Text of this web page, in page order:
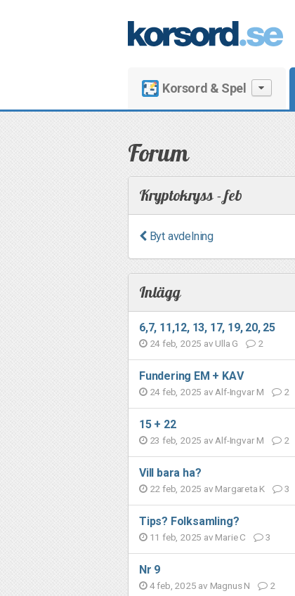
Korsord & Spel
Forum
Kryptokryss - feb
Byt avdelning
Inlägg
6,7, 11,12, 13, 17, 19, 20, 25
24 feb, 2025 av Ulla G 2
Fundering EM + KAV
24 feb, 2025 av Alf-Ingvar M 2
15 + 22
23 feb, 2025 av Alf-Ingvar M 2
Vill bara ha?
22 feb, 2025 av Margareta K 3
Tips? Folksamling?
11 feb, 2025 av Marie C 3
Nr 9
4 feb, 2025 av Magnus N 2